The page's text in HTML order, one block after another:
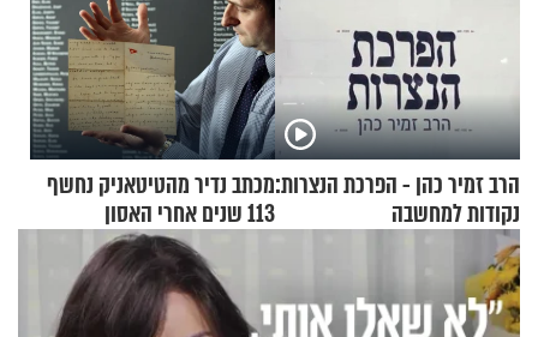
הרב זמיר כהן - הפרכת הנצרות:
נקודות למחשבה
מכתב נדיר מהטיטאניק נחשף
113 שנים אחרי האסון